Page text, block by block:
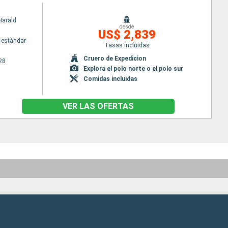
desde
US$ 2,839
Tasas incluidas
Cruero de Expedicion
Explora el polo norte o el polo sur
Comidas incluidas
VER LAS OFERTAS